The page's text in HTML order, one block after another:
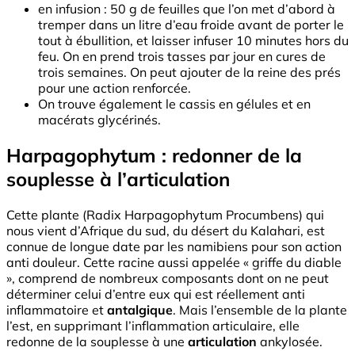
en infusion : 50 g de feuilles que l’on met d’abord à
tremper dans un litre d’eau froide avant de porter le
tout à ébullition, et laisser infuser 10 minutes hors du
feu. On en prend trois tasses par jour en cures de
trois semaines. On peut ajouter de la reine des prés
pour une action renforcée.
On trouve également le cassis en gélules et en
macérats glycérinés.
Harpagophytum : redonner de la
souplesse à l’articulation
Cette plante (Radix Harpagophytum Procumbens) qui
nous vient d’Afrique du sud, du désert du Kalahari, est
connue de longue date par les namibiens pour son action
anti douleur. Cette racine aussi appelée « griffe du diable
», comprend de nombreux composants dont on ne peut
déterminer celui d’entre eux qui est réellement anti
inflammatoire et antalgique. Mais l’ensemble de la plante
l’est, en supprimant l’inflammation articulaire, elle
redonne de la souplesse à une articulation ankylosée.